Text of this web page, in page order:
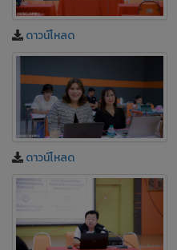
ดาวน์โหลด
ดาวน์โหลด